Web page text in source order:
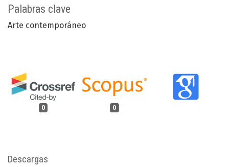
Palabras clave
Arte contemporáneo
0 0
Descargas